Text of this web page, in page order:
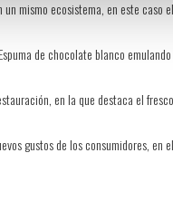
mismo ecosistema, en este
de chocolate blanco
en la que destaca el
gustos de los consumidores,